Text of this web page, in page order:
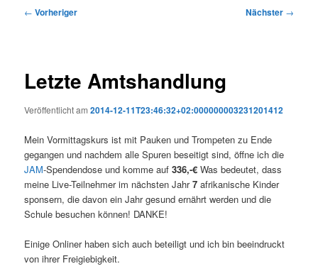
Beitragsnavigation
← Vorheriger Nächster →
Letzte Amtshandlung
Veröffentlicht am2014-12-11T23:46:32+02:000000003231201412
Mein Vormittagskurs ist mit Pauken und Trompeten zu Ende
gegangen und nachdem alle Spuren beseitigt sind, öffne ich die
JAM-Spendendose und komme auf336,-€ Was bedeutet, dass
meine Live-Teilnehmer im nächsten Jahr7 afrikanische Kinder
sponsern, die davon ein Jahr gesund ernährt werden und die
Schule besuchen können! DANKE!
Einige Onliner haben sich auch beteiligt und ich bin beeindruckt
von ihrer Freigiebigkeit.